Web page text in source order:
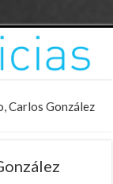
Carlos González